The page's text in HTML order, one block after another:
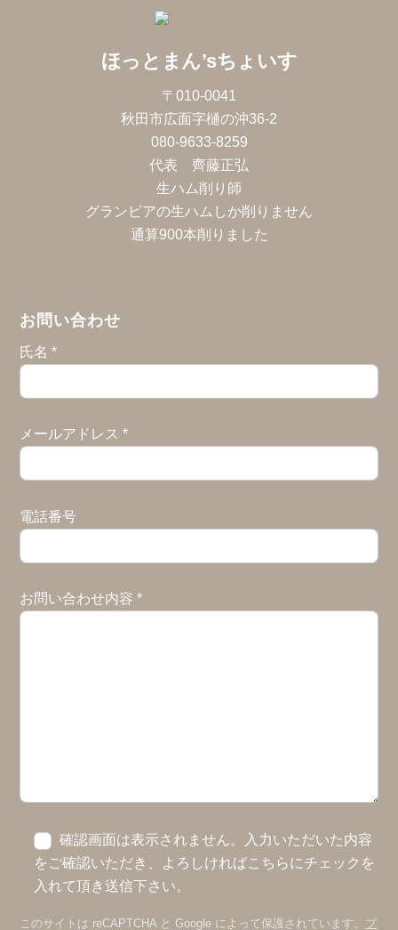
ほっとまん’sちょいす
〒010-0041
秋田市広面字樋の沖36-2
080-9633-8259
代表 齊藤正弘
生ハム削り師
グランビアの生ハムしか削りません
通算900本削りました
お問い合わせ
氏名*
メールアドレス*
電話番号
お問い合わせ内容*
確認画面は表示されません。入力いただいた内容
をご確認いただき、よろしければこちらにチェックを
入れて頂き送信下さい。
このサイトは reCAPTCHA と Google によって保護されています。 プ